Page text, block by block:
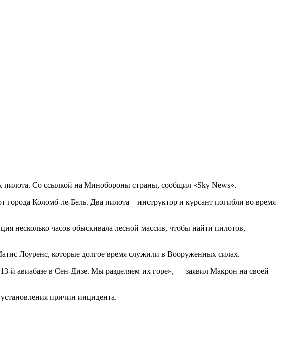
пилота. Со ссылкой на Минобороны страны, сообщил «Sky News».
Коломб-ле-Бель. Два пилота – инструктор и курсант погибли во время
несколько часов обыскивала лесной массив, чтобы найти пилотов,
Лоуренс, которые долгое время служили в Вооруженных силах.
й авиабазе в Сен-Дизе. Мы разделяем их горе», — заявил Макрон на своей
причин инцидента.